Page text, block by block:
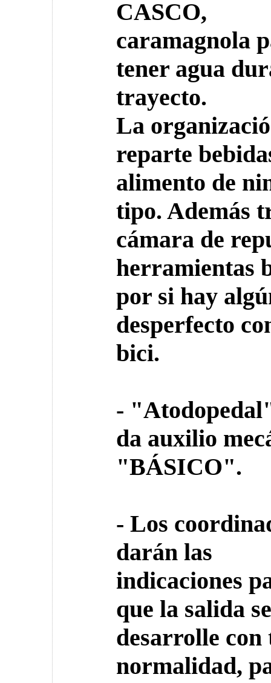
CASCO,
caramagnola
tener agua
trayecto.
La
reparte
alimento de
tipo. Además
cámara de
herramientas
por si hay
desperfecto
bici.
-
da auxilio
"BÁSICO".
- Los
darán las
indicaciones
que la salida se
desarrolle con
normalidad,